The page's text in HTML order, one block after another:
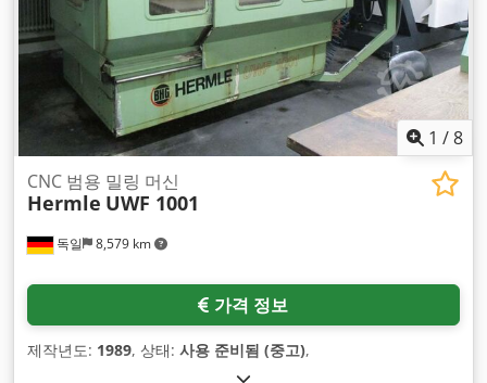
1 /8
독일 8,579 km
CNC 범용 밀링 머신
Hermle UWF 1001
가격 정보
제작년도: 1989, 상태: 사용 준비됨 (중고),